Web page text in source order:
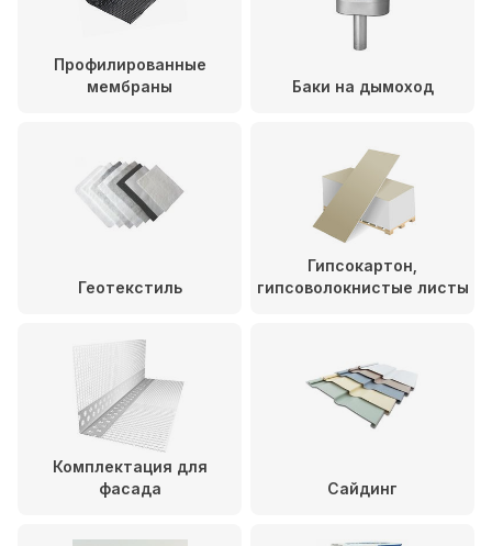
Профилированные
мембраны
Баки на дымоход
Геотекстиль
Гипсокартон,
гипсоволокнистые листы
Комплектация для
фасада
Сайдинг